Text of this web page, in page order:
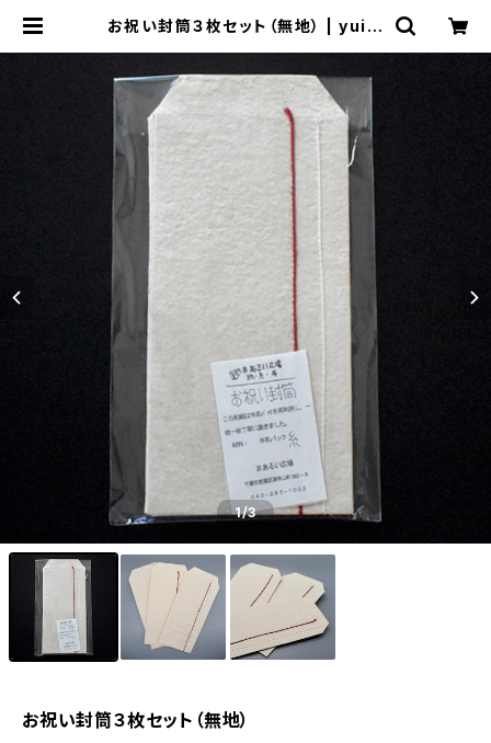
お祝い封筒３枚セット（無地） | yuim
1/3
お祝い封筒３枚セット（無地）